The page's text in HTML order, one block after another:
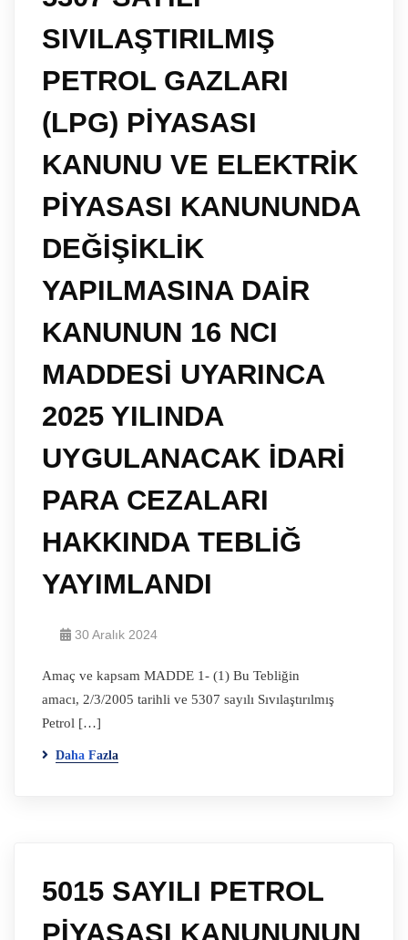
SIVILAŞTIRILMIŞ
PETROL GAZLARI
(LPG) PİYASASI
KANUNU VE ELEKTRİK
PİYASASI KANUNUNDA
DEĞİŞİKLİK
YAPILMASINA DAİR
KANUNUN 16 NCI
MADDESİ UYARINCA
2025 YILINDA
UYGULANACAK İDARİ
PARA CEZALARI
HAKKINDA TEBLİĞ
YAYIMLANDI
30 Aralık 2024
Amaç ve kapsam MADDE 1- (1) Bu Tebliğin
amacı, 2/3/2005 tarihli ve 5307 sayılı Sıvılaştırılmış
Petrol […]
Daha Fazla
5015 SAYILI PETROL
PİYASASI KANUNUNUN